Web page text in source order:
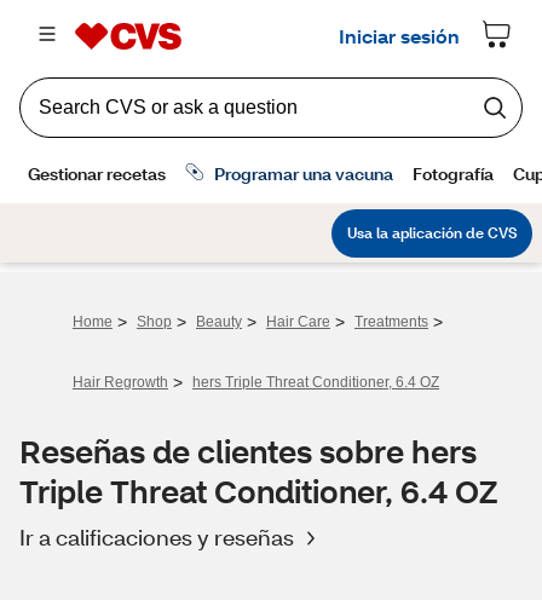
Home > Shop > Beauty > Hair Care > Treatments >
Hair Regrowth > hers Triple Threat Conditioner, 6.4 OZ
Reseñas de clientes sobre hers
Triple Threat Conditioner, 6.4 OZ
Ir a calificaciones y reseñas